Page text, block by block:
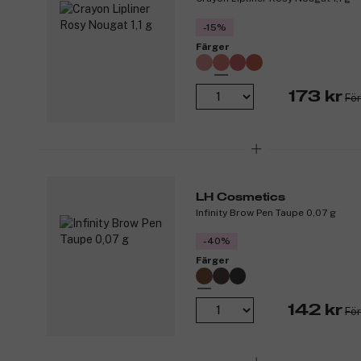
-15%
Färger
173 kr
LH Cosmetics
Infinity Brow Pen Taupe 0,07 g
-40%
Färger
142 kr